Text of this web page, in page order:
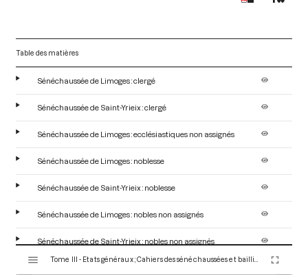
Table des matières
Sénéchaussée de Limoges : clergé
Sénéchaussée de Saint-Yrieix : clergé
Sénéchaussée de Limoges : ecclésiastiques non assignés
Sénéchaussée de Limoges : noblesse
Sénéchaussée de Saint-Yrieix : noblesse
Sénéchaussée de Limoges : nobles non assignés
Sénéchaussée de Saint-Yrieix : nobles non assignés